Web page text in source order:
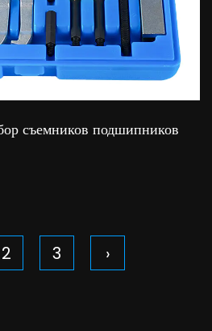
съемников подшипников
2 3 ›